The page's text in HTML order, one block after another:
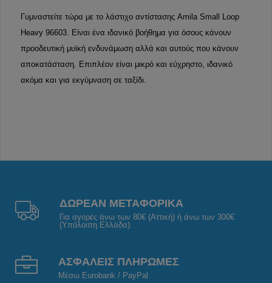
Γυμναστείτε τώρα με το λάστιχο αντίστασης Amila Small Loop
Heavy 96603. Είναι ένα ιδανικό βοήθημα για όσους κάνουν
προοδευτική μυϊκή ενδυνάμωση αλλά και αυτούς που κάνουν
αποκατάσταση. Επιπλέον είναι μικρό και εύχρηστο, ιδανικό
ακόμα και για εκγύμναση σε ταξίδι.
ΔΩΡΕΑΝ ΜΕΤΑΦΟΡΙΚΑ
Για αγορές άνω των 80€ (Αττική) ή άνω των 300€
(Υπόλοιπη Ελλάδα).
ΑΣΦΑΛΕΙΣ ΠΛΗΡΩΜΕΣ
Μέσω Eurobank / PayPal